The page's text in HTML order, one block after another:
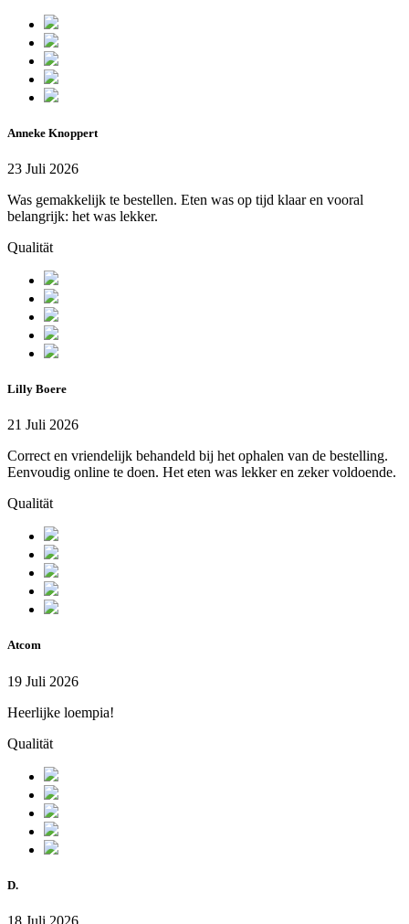
Anneke Knoppert
23 Juli 2026
Was gemakkelijk te bestellen. Eten was op tijd klaar en vooral
belangrijk: het was lekker.
Qualität
Lilly Boere
21 Juli 2026
Correct en vriendelijk behandeld bij het ophalen van de bestelling.
Eenvoudig online te doen. Het eten was lekker en zeker voldoende.
Qualität
Atcom
19 Juli 2026
Heerlijke loempia!
Qualität
D.
18 Juli 2026